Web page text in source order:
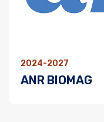
2024-2027
ANR BIOMAG